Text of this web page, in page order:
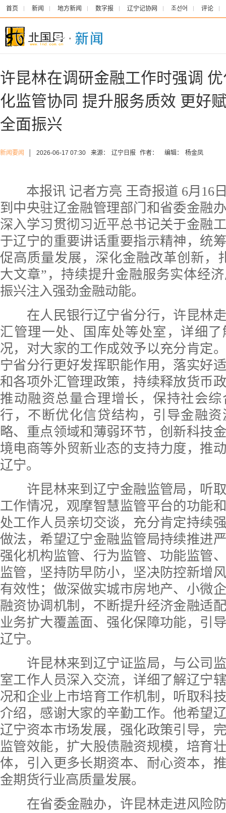
首页 新闻 地方新闻 数字报 辽宁记协网 조선어 评论
许昆林在调研金融工作时强调
化监管协同 提升服务质效 更好
全面振兴
新闻要闻 2026-06-17 07:30 来源： 辽宁日报 作者： 编辑： 杨金凤
本报讯 记者方亮 王奇报道 6月16
到中央驻辽金融管理部门和省委金融
深入学习贯彻习近平总书记关于金融
于辽宁的重要讲话重要指示精神，统
促高质量发展，深化金融改革创新，
大文章”，持续提升金融服务实体经
振兴注入强劲金融动能。
在人民银行辽宁省分行，许昆林走
汇管理一处、国库处等处室，详细
况，对大家的工作成效予以充分肯定
宁省分行更好发挥职能作用，落实好
和各项外汇管理政策，持续释放货币
推动融资总量合理增长，保持社会
行，不断优化信贷结构，引导金融
略、重点领域和薄弱环节，创新科技
境电商等外贸新业态的支持力度，推
辽宁。
许昆林来到辽宁金融监管局，听取
工作情况，观摩智慧监管平台的功能
处工作人员亲切交谈，充分肯定持续
做法，希望辽宁金融监管局持续推进
强化机构监管、行为监管、功能监管
监管，坚持防早防小，坚决防控新增
有效性；做深做实城市房地产、小微
融资协调机制，不断提升经济金融适
业务扩大覆盖面、强化保障功能，引
辽宁。
许昆林来到辽宁证监局，与公司监
室工作人员深入交流，详细了解辽宁
况和企业上市培育工作机制，听取科
介绍，感谢大家的辛勤工作。他希望
辽宁资本市场发展，强化政策引导，
监管效能，扩大股债融资规模，培育
体，引入更多长期资本、耐心资本，
金期货行业高质量发展。
在省委金融办，许昆林走进风险防